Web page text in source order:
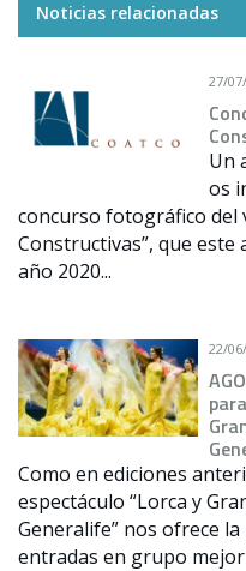
Noticias relacionadas
27/
Un
os
concurso fotográfico del
Constructivas”, que este
año 2020...
22/
Como en ediciones
espectáculo “Lorca y
Generalife” nos ofrece
entradas en grupo mejor